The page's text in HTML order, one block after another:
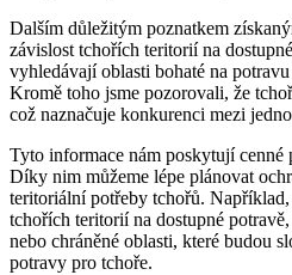
Dalším důležitým poznatkem
závislost tchořích teritorií na
vyhledávají oblasti bohaté na
Kromě toho jsme pozorovali, že
což naznačuje konkurenci mezi
Tyto informace nám poskytují cenné
Díky nim můžeme lépe plánovat
teritoriální potřeby tchořů. Například,
tchořích teritorií na dostupné
nebo chráněné oblasti, které budou
potravy pro tchoře.